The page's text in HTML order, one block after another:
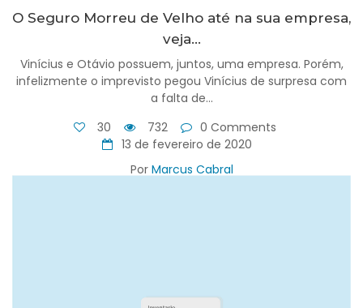
O Seguro Morreu de Velho até na sua empresa,
veja...
Vinícius e Otávio possuem, juntos, uma empresa. Porém,
infelizmente o imprevisto pegou Vinícius de surpresa com
a falta de...
30
732
0 Comments
13 de fevereiro de 2020
Por Marcus Cabral